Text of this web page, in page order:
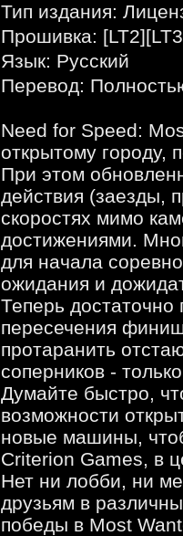
Тип издания:
Прошивка:
Язык: Русский
Перевод:
Need for Speed:
открытому городу,
При этом
действия (заезды,
скоростях мимо
достижениями.
для начала
ожидания и
Теперь достаточно
пересечения
протаранить
соперников -
Думайте быстро,
возможности
новые машины,
Criterion Games, в
Нет ни лобби, ни
друзьям в
победы в Most